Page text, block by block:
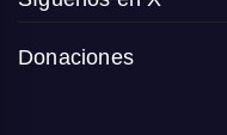
Donaciones